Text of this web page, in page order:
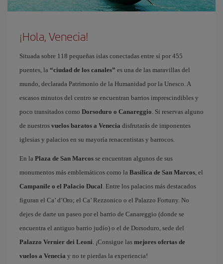
¡Hola, Venecia!
Situada sobre 118 pequeñas islas conectadas entre sí por 455
puentes, la “ciudad de los canales” es una de las maravillas del
mundo, declarada Patrimonio de la Humanidad por la Unesco. A
escasos minutos del centro se encuentran barrios imprescindibles y
poco transitados como Dorsoduro o Canareggio. Si reservas alguno
de nuestros vuelos baratos a Venecia disfrutarás de imponentes
iglesias y palacios en su mayoría renacentistas y barrocos.
En la Plaza de San Marcos se encuentran algunos de sus
monumentos más emblemáticos como la Basílica de San Marcos, el
Campanile o el Palacio Ducal. Entre los palacios más destacados
figuran el Ca’ d’Oro; el Ca’ Rezzonico o el Palazzo Fortuny. No
dejes de darte un paseo por el barrio de Canareggio (donde se
encuentra el antiguo barrio judío) o el de Dorsoduro, sede del
Palazzo Vernier dei Leoni. ¡Consigue las mejores ofertas de
vuelos a Venecia y no te pierdas la experiencia!